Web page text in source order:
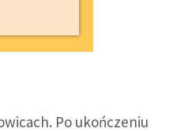
Po ukończeniu